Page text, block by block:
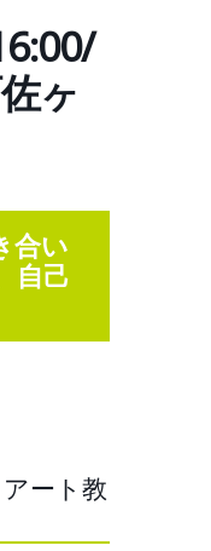
ヶ
合い
自己
ート教